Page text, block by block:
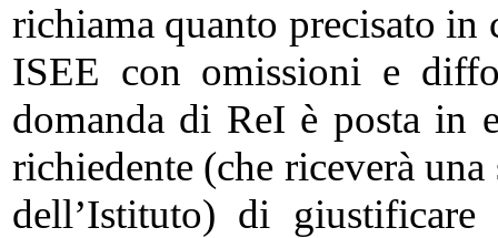
richiama quanto precisato in
ISEE con omissioni e
domanda di ReI è posta in
richiedente (che riceverà
dell’Istituto) di giustificare